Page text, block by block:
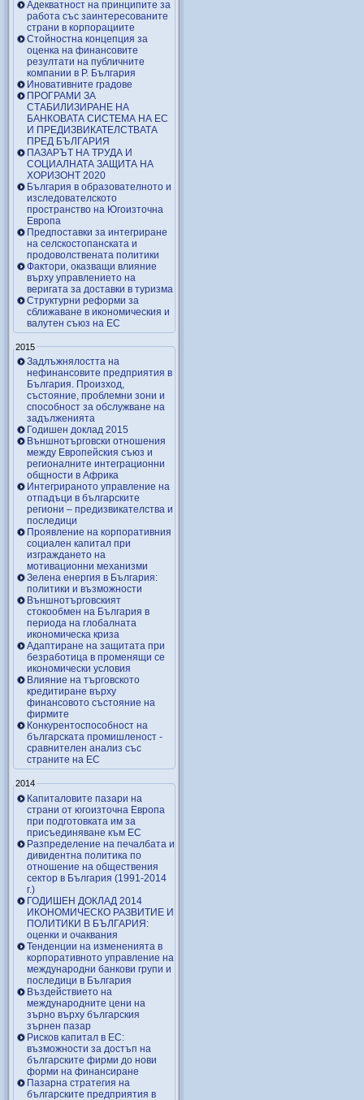
Адекватност на принципите за
работа със заинтересованите
страни в корпорациите
Стойностна концепция за
оценка на финансовите
резултати на публичните
компании в Р. България
Иновативните градове
ПРОГРАМИ ЗА
СТАБИЛИЗИРАНЕ НА
БАНКОВАТА СИСТЕМА НА ЕС
И ПРЕДИЗВИКАТЕЛСТВАТА
ПРЕД БЪЛГАРИЯ
ПАЗАРЪТ НА ТРУДА И
СОЦИАЛНАТА ЗАЩИТА НА
ХОРИЗОНТ 2020
България в образователното и
изследователското
пространство на Югоизточна
Европа
Предпоставки за интегриране
на селскостопанската и
продоволствената политики
Фактори, оказващи влияние
върху управлението на
веригата за доставки в туризма
Структурни реформи за
сближаване в икономическия и
валутен съюз на ЕС
2015
Задлъжнялостта на
нефинансовите предприятия в
България. Произход,
състояние, проблемни зони и
способност за обслужване на
задълженията
Годишен доклад 2015
Външнотърговски отношения
между Европейския съюз и
регионалните интеграционни
общности в Африка
Интегрираното управление на
отпадъци в българските
региони – предизвикателства и
последици
Проявление на корпоративния
социален капитал при
изграждането на
мотивационни механизми
Зелена енергия в България:
политики и възможности
Външнотърговският
стокообмен на България в
периода на глобалната
икономическа криза
Адаптиране на защитата при
безработица в променящи се
икономически условия
Влияние на търговското
кредитиране върху
финансовото състояние на
фирмите
Конкурентоспособност на
българската промишленост -
сравнителен анализ със
страните на ЕС
2014
Капиталовите пазари на
страни от югоизточна Европа
при подготовката им за
присъединяване към ЕС
Разпределение на печалбата и
дивидентна политика по
отношение на обществения
сектор в България (1991-2014
г.)
ГОДИШЕН ДОКЛАД 2014
ИКОНОМИЧЕСКО РАЗВИТИЕ И
ПОЛИТИКИ В БЪЛГАРИЯ:
оценки и очаквания
Тенденции на измененията в
корпоративното управление на
международни банкови групи и
последици в България
Въздействието на
международните цени на
зърно върху българския
зърнен пазар
Рисков капитал в ЕС:
възможности за достъп на
българските фирми до нови
форми на финансиране
Пазарна стратегия на
българските предприятия в